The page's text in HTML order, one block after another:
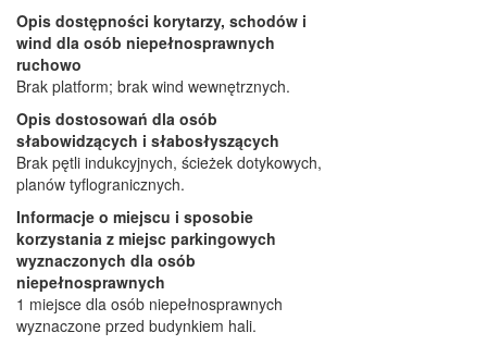
Opis dostępności korytarzy, schodów i
wind dla osób niepełnosprawnych
ruchowo
Brak platform; brak wind wewnętrznych.
Opis dostosowań dla osób
słabowidzących i słabosłyszących
Brak pętli indukcyjnych, ścieżek dotykowych,
planów tyflogranicznych.
Informacje o miejscu i sposobie
korzystania z miejsc parkingowych
wyznaczonych dla osób
niepełnosprawnych
1 miejsce dla osób niepełnosprawnych
wyznaczone przed budynkiem hali.